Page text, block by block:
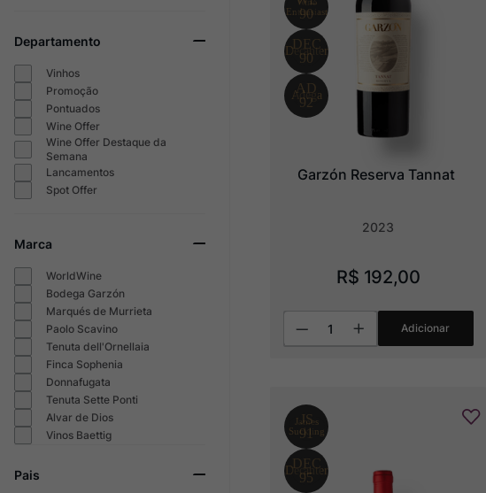
Departamento
Vinhos
Promoção
Pontuados
Wine Offer
Wine Offer Destaque da
Semana
Lancamentos
Spot Offer
Marca
WorldWine
Bodega Garzón
Marqués de Murrieta
Paolo Scavino
Tenuta dell'Ornellaia
Finca Sophenia
Donnafugata
Tenuta Sette Ponti
Alvar de Dios
Vinos Baettig
Pais
Garzón Reserva Tannat
2023
R$ 192,00
Adicionar